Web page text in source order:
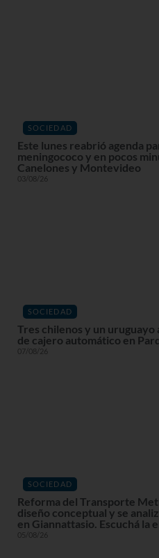
SOCIEDAD
Este lunes reabrió agenda
meningococo y en pocos
Canelones y Montevideo
03/08/26
SOCIEDAD
Tres chilenos y un uruguayo
de cajero automático en
07/08/26
SOCIEDAD
Reforma del Transporte
diseño conceptual y se
en Giannattasio. Escuchá la
05/08/26